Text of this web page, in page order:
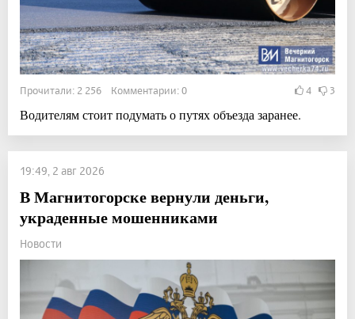
Прочитали: 2 256 Комментарии: 0 4 3
Водителям стоит подумать о путях объезда заранее.
19:49, 2 авг 2026
В Магнитогорске вернули деньги,
украденные мошенниками
Новости